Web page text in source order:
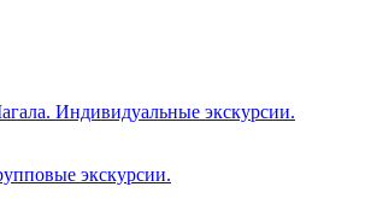
Индивидуальные экскурсии.
экскурсии.